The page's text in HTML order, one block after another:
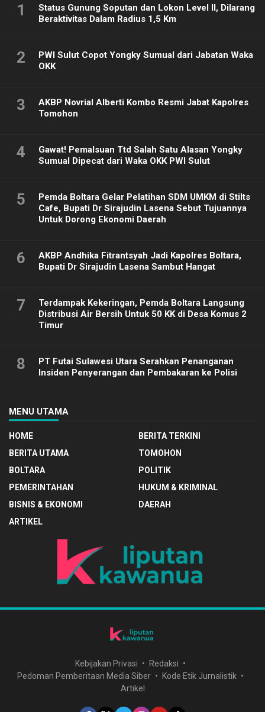
1
Status Gunung Soputan dan Lokon Level II, Dilarang
Beraktivitas Dalam Radius 1,5 Km
2
PWI Sulut Copot Yongky Sumual dari Jabatan Waka
OKK
3
AKBP Novrial Alberti Kombo Resmi Jabat Kapolres
Tomohon
4
Gawat! Pemalsuan Ttd Salah Satu Alasan Yongky
Sumual Dipecat dari Waka OKK PWI Sulut
5
Pemda Boltara Gelar Pelatihan SDM UMKM di Stilts
Cafe, Bupati Dr Sirajudin Lasena Sebut Tujuannya
Untuk Dorong Ekonomi Daerah
6
AKBP Andhika Fitrantsyah Jadi Kapolres Boltara,
Bupati Dr Sirajudin Lasena Sambut Hangat
7
Terdampak Kekeringan, Pemda Boltara Langsung
Distribusi Air Bersih Untuk 50 KK di Desa Komus 2
Timur
8
PT Futai Sulawesi Utara Serahkan Penanganan
Insiden Penyerangan dan Pembakaran ke Polisi
MENU UTAMA
HOME
BERITA TERKINI
BERITA UTAMA
TOMOHON
BOLTARA
POLITIK
PEMERINTAHAN
HUKUM & KRIMINAL
BISNIS & EKONOMI
DAERAH
ARTIKEL
Kebijakan Privasi
Redaksi
Pedoman Pemberitaan Media Siber
Kode Etik Jurnalistik
Artikel